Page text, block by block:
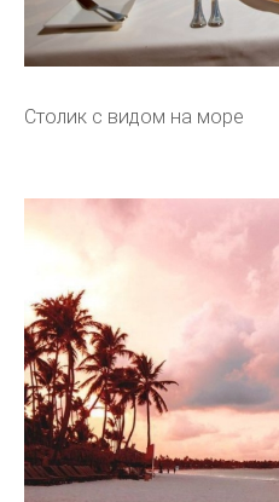
Столик с видом на море